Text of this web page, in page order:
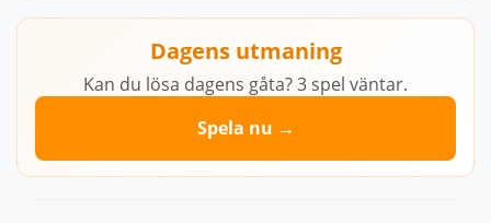
Dagens utmaning
Kan du lösa dagens gåta? 3 spel väntar.
Spela nu →